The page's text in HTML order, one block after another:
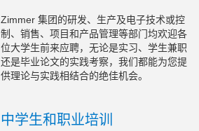
Zimmer 集团的研发、生产及电子技术或控
制、销售、项目和产品管理等部门均欢迎各
位大学生前来应聘，无论是实习、学生兼职
还是毕业论文的实践考察，我们都能为您提
供理论与实践相结合的绝佳机会。
中学生和职业培训